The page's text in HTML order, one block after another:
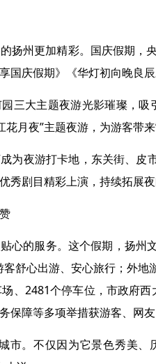
扬州更加精彩。国庆假期，
国庆假期》《华灯初向晚良
三大主题夜游光影璀璨，
月夜”主题夜游，为游客带
为夜游打卡地，东关街、皮
秀剧目精彩上演，持续拓展夜
心的服务。这个假期，扬州
舒心出游、安心旅行；外
、2481个停车位，市政府
保障等多项举措获游客、网友
市。不仅因为它景色秀美、